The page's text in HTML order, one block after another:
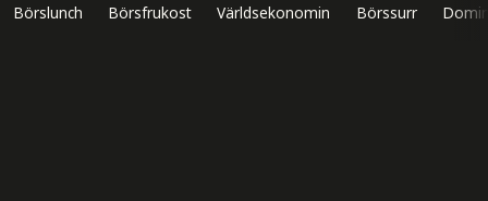
Börslunch Börsfrukost Världsekonomin Börssurr